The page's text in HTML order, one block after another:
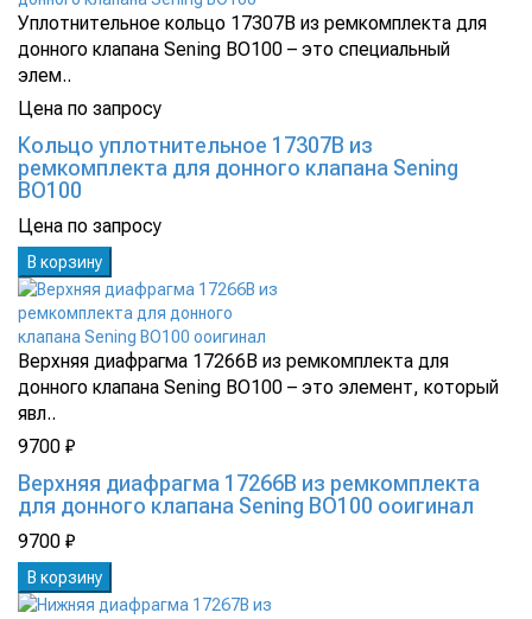
Уплотнительное кольцо 17307B из ремкомплекта для
донного клапана Sening ВО100 – это специальный
элем..
Цена по запросу
Кольцо уплотнительное 17307B из
ремкомплекта для донного клапана Sening
ВО100
Цена по запросу
В корзину
Верхняя диафрагма 17266B из ремкомплекта для
донного клапана Sening ВО100 – это элемент, который
явл..
9700 ₽
Верхняя диафрагма 17266B из ремкомплекта
для донного клапана Sening ВО100 ооигинал
9700 ₽
В корзину